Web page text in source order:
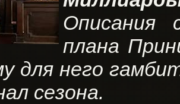
Описания
плана
для него
сезона.